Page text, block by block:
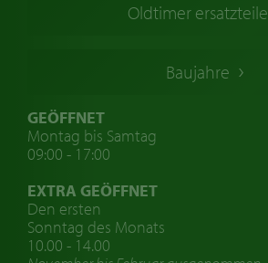
Deutsche Oldtimer
Schwedische Oldtimer
Oldtimer mit h-kennzeichen
Auto Oldtimer Markt
Oldtimer-Versicherung
Oldtimer-Clubs
Oldtimer ersatzteile
Baujahre
GEÖFFNET
Montag bis Samtag
09:00 - 17:00
EXTRA GEÖFFNET
Den ersten
Sonntag des Monats
10.00 - 14.00